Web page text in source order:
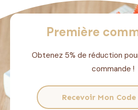
Première
Obtenez 5% de réduction
commande !
Recevoir Mon